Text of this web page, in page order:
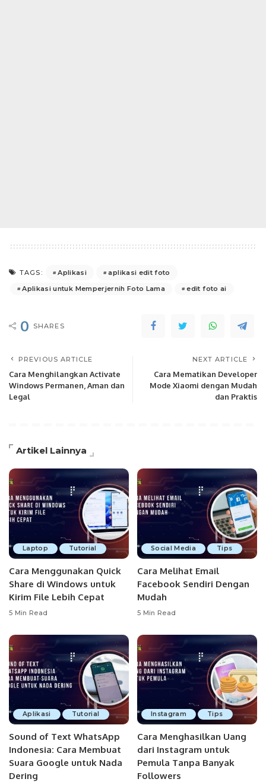
TAGS: Aplikasi
aplikasi edit foto
Aplikasi untuk Memperjernih Foto Lama
edit foto ai
0 SHARES
PREVIOUS ARTICLE
Cara Menghilangkan Activate
Windows Permanen, Aman dan
Legal
NEXT ARTICLE
Cara Mematikan Developer
Mode Xiaomi dengan Mudah
dan Praktis
Artikel Lainnya
Laptop Tutorial
Cara Menggunakan Quick
Share di Windows untuk
Kirim File Lebih Cepat
5 Min Read
Social Media Tips
Cara Melihat Email
Facebook Sendiri Dengan
Mudah
5 Min Read
Aplikasi Tutorial
Sound of Text WhatsApp
Indonesia: Cara Membuat
Suara Google untuk Nada
Dering
Instagram Tips
Cara Menghasilkan Uang
dari Instagram untuk
Pemula Tanpa Banyak
Followers